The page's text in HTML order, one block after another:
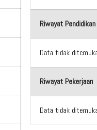
Riwayat Pendidikan
Data tidak
Riwayat Pekerjaan
Data tidak